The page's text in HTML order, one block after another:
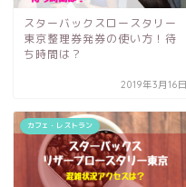
スターバックスロースタリー
東京整理券発券の使い方！待
ち時間は？
2019年3月16日
カフェ・レストラン